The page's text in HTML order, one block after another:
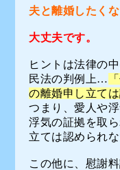
夫と離婚したく
大丈夫です。
ヒントは法律の
民法の判例上…
の離婚申し立て
つまり、愛人や
浮気の証拠を取
立ては認められな
この他に、慰謝